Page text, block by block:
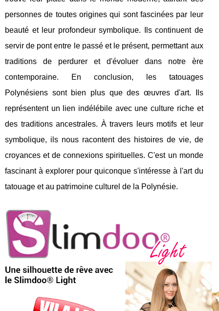
personnes de toutes origines qui sont fascinées par leur
beauté et leur profondeur symbolique. Ils continuent de
servir de pont entre le passé et le présent, permettant aux
traditions de perdurer et d'évoluer dans notre ère
contemporaine. En conclusion, les tatouages
Polynésiens sont bien plus que des œuvres d'art. Ils
représentent un lien indélébile avec une culture riche et
des traditions ancestrales. À travers leurs motifs et leur
symbolique, ils nous racontent des histoires de vie, de
croyances et de connexions spirituelles. C'est un monde
fascinant à explorer pour quiconque s'intéresse à l'art du
tatouage et au patrimoine culturel de la Polynésie.